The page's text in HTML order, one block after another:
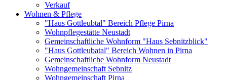
Verkauf
Wohnen & Pflege
"Haus Gottleubtal" Bereich Pflege Pirna
Wohnpflegestätte Neustadt
Gemeinschaftliche Wohnform "Haus Sebnitzblick"
"Haus Gottleubatal" Bereich Wohnen in Pirna
Gemeinschaftliche Wohnform Neustadt
Wohngemeinschaft Sebnitz
Wohngemeinschaft Pirna